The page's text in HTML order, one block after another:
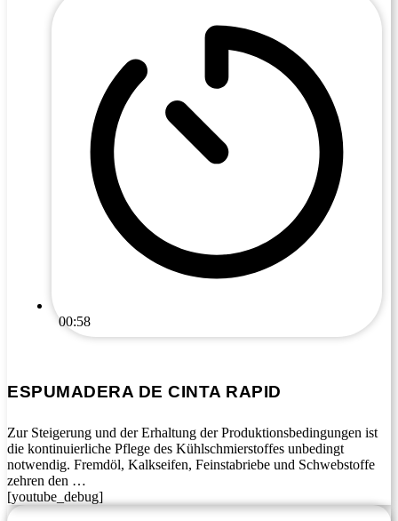
00:58
ESPUMADERA DE CINTA RAPID
Zur Steigerung und der Erhaltung der Produktionsbedingungen ist
die kontinuierliche Pflege des Kühlschmierstoffes unbedingt
notwendig. Fremdöl, Kalkseifen, Feinstabriebe und Schwebstoffe
zehren den …
[youtube_debug]